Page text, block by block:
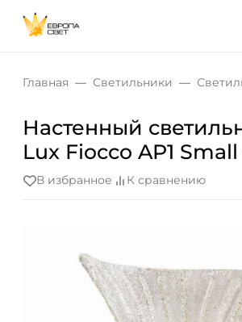
Главная Светильники
Настенный
Lux Fiocco AP1 Small
В избранное К сравнению